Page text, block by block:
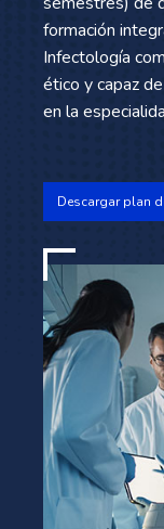
formación
Infectología
ético y capaz
en la
Descargar plan